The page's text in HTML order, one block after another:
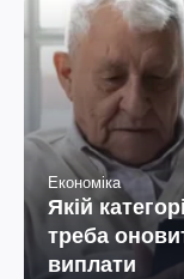
Економіка
Якій
треба
виплати